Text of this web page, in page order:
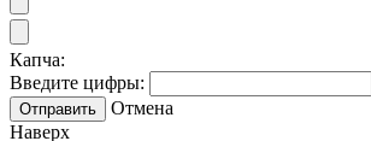
Капча:
Введите цифры:
Отправить
Отмена
Наверх